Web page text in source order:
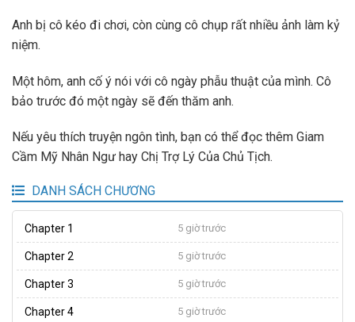
Anh bị cô kéo đi chơi, còn cùng cô chụp rất nhiều ảnh làm kỷ
niệm.
Một hôm, anh cố ý nói với cô ngày phẫu thuật của mình. Cô
bảo trước đó một ngày sẽ đến thăm anh.
Nếu yêu thích truyện ngôn tình, bạn có thể đọc thêm Giam
Cầm Mỹ Nhân Ngư hay Chị Trợ Lý Của Chủ Tịch.
DANH SÁCH CHƯƠNG
Chapter 1 5 giờ trước
Chapter 2 5 giờ trước
Chapter 3 5 giờ trước
Chapter 4 5 giờ trước